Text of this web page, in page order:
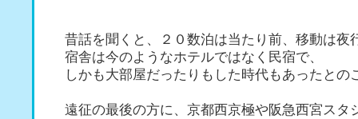
昔話を聞くと、２０数泊は当たり前、移動は夜
宿舎は今のようなホテルではなく民宿で、
しかも大部屋だったりもした時代もあったとの
遠征の最後の方に、京都西京極や阪急西宮スタ